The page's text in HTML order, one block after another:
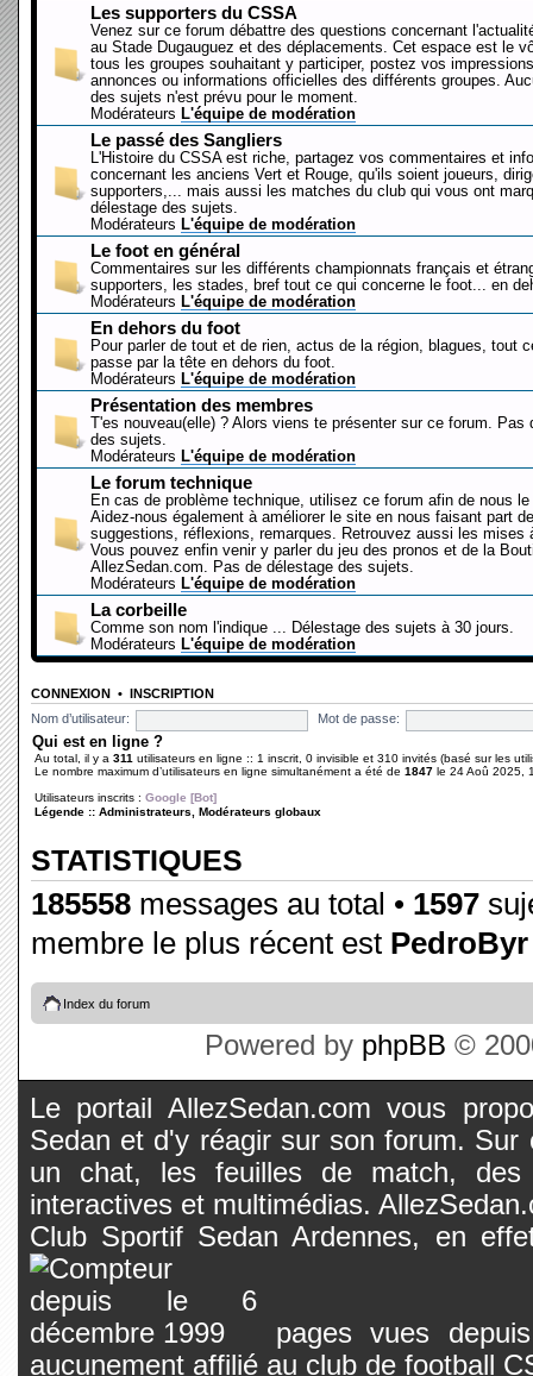
Les supporters du CSSA
Venez sur ce forum débattre des questions concernant
au Stade Dugauguez et des déplacements. Cet espace est le
tous les groupes souhaitant y participer, postez vos
annonces ou informations officielles des différents groupes.
des sujets n'est prévu pour le moment.
Modérateurs L'équipe de modération
Le passé des Sangliers
L'Histoire du CSSA est riche, partagez vos commentaires et
concernant les anciens Vert et Rouge, qu'ils soient joueurs,
supporters,... mais aussi les matches du club qui vous ont
délestage des sujets.
Modérateurs L'équipe de modération
Le foot en général
Commentaires sur les différents championnats français et
supporters, les stades, bref tout ce qui concerne le foot... en
Modérateurs L'équipe de modération
En dehors du foot
Pour parler de tout et de rien, actus de la région, blagues, tout
passe par la tête en dehors du foot.
Modérateurs L'équipe de modération
Présentation des membres
T'es nouveau(elle) ? Alors viens te présenter sur ce forum. Pas
des sujets.
Modérateurs L'équipe de modération
Le forum technique
En cas de problème technique, utilisez ce forum afin de nous le
Aidez-nous également à améliorer le site en nous faisant part
suggestions, réflexions, remarques. Retrouvez aussi les mises
Vous pouvez enfin venir y parler du jeu des pronos et de la
AllezSedan.com. Pas de délestage des sujets.
Modérateurs L'équipe de modération
La corbeille
Comme son nom l'indique ... Délestage des sujets à 30 jours.
Modérateurs L'équipe de modération
CONNEXION • INSCRIPTION
Nom d’utilisateur:
Mot de passe:
Qui est en ligne ?
Au total, il y a 311 utilisateurs en ligne :: 1 inscrit, 0 invisible et 310 invités (basé sur les
Le nombre maximum d’utilisateurs en ligne simultanément a été de 1847 le 24 Aoû 2025,
Utilisateurs inscrits : Google [Bot]
Légende :: Administrateurs Modérateurs globaux
STATISTIQUES
185558 messages au total • 1597
membre le plus récent est PedroByr
Index du forum
Powered by phpBB ©
Le portail AllezSedan.com vous
Sedan et d'y réagir sur son forum.
un chat, les feuilles de match, des
interactives et multimédias.
Club Sportif Sedan Ardennes, en
pages vues
aucunement affilié au club de football